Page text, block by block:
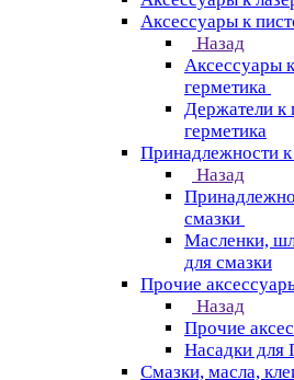
Аксессуары к
Назад
Аксессуары
герметика
Держатели к
герметика
Принадлежности
Назад
смазки
Масленки,
для смазки
Прочие
Назад
Прочие
Насадки
Смазки, масла,